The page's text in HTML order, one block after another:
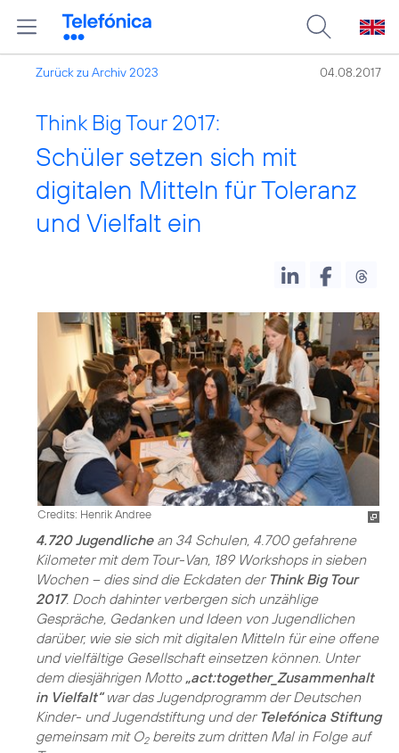
Zurück zu Archiv 2023 04.08.2017
Think Big Tour 2017:
Schüler setzen sich mit
digitalen Mitteln für Toleranz
und Vielfalt ein
Credits: Henrik Andree
4.720 Jugendlichean 34 Schulen, 4.700 gefahrene
Kilometer mit dem Tour-Van, 189 Workshops in sieben
Wochen – dies sind die Eckdaten der Think Big Tour
2017. Doch dahinter verbergen sich unzählige
Gespräche, Gedanken und Ideen von Jugendlichen
darüber, wie sie sich mit digitalen Mitteln für eine offene
und vielfältige Gesellschaft einsetzen können. Unter
dem diesjährigen Motto „act:together_Zusammenhalt
in Vielfalt“war das Jugendprogramm der Deutschen
Kinder- und Jugendstiftung und der Telefónica Stiftung
gemeinsam mit O2bereits zum dritten Mal in Folge auf